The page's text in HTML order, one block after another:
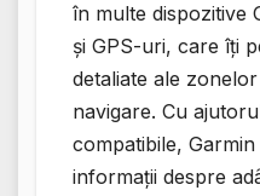
în multe dispozitive
și GPS-uri, care îți
detaliate ale
navigare. Cu
compatibile,
informații despre